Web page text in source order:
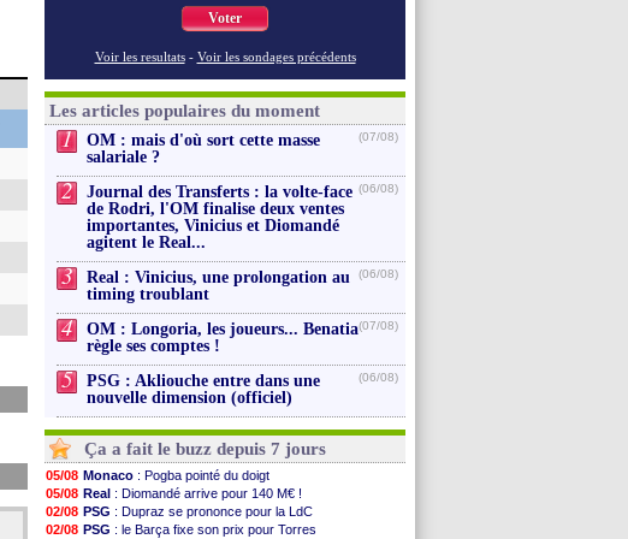
Voter
Voir les resultats - Voir les sondages précédents
Les articles populaires du moment
1
OM : mais d'où sort cette masse
salariale ?
(07/08)
2
Journal des Transferts : la volte-face
de Rodri, l'OM finalise deux ventes
importantes, Vinicius et Diomandé
agitent le Real...
(06/08)
3
Real : Vinicius, une prolongation au
timing troublant
(06/08)
4
OM : Longoria, les joueurs... Benatia
règle ses comptes !
(07/08)
5
PSG : Akliouche entre dans une
nouvelle dimension (officiel)
(06/08)
Ça a fait le buzz depuis 7 jours
05/08 Monaco : Pogba pointé du doigt
05/08 Real : Diomandé arrive pour 140 M€ !
02/08 PSG : Dupraz se prononce pour la LdC
02/08 PSG : le Barça fixe son prix pour Torres